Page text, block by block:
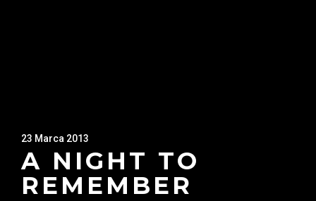
23 Marca 2013
A NIGHT TO
REMEMBER